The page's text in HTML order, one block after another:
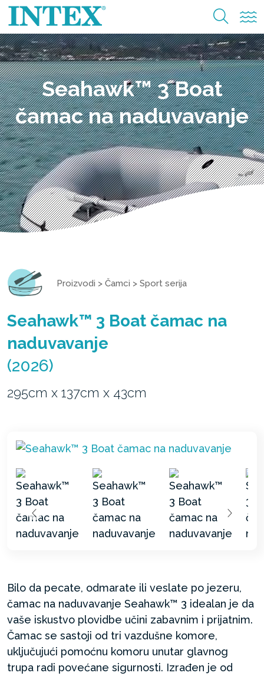
Seahawk™ 3 Boat
čamac na naduvavanje
Proizvodi > Čamci > Sport serija
Seahawk™ 3 Boat čamac na
naduvavanje
(2026)
295cm x 137cm x 43cm
Bilo da pecate, odmarate ili veslate po jezeru,
čamac na naduvavanje Seahawk™ 3 idealan je da
vaše iskustvo plovidbe učini zabavnim i prijatnim.
Čamac se sastoji od tri vazdušne komore,
uključujući pomoćnu komoru unutar glavnog
trupa radi povećane sigurnosti. Izrađen je od